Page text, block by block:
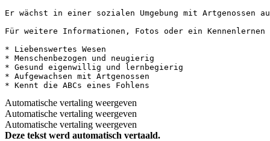
Er wächst in einer sozialen Umgebung mit
Für weitere Informationen, Fotos oder ein
* Liebenswertes Wesen
* Menschenbezogen und neugierig
* Gesund eigenwillig und lernbegierig
* Aufgewachsen mit Artgenossen
* Kennt die ABCs eines Fohlens
Automatische vertaling weergeven
Automatische vertaling weergeven
Automatische vertaling weergeven
Deze tekst werd automatisch vertaald.